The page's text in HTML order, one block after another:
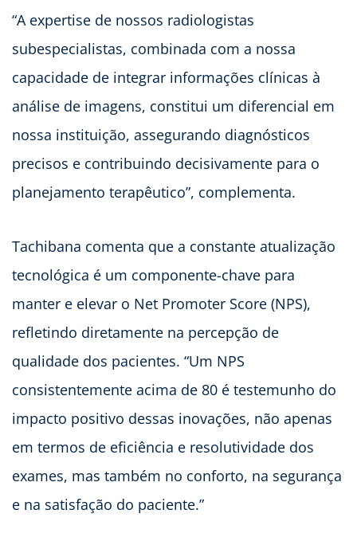
“A expertise de nossos radiologistas
subespecialistas, combinada com a nossa
capacidade de integrar informações clínicas à
análise de imagens, constitui um diferencial em
nossa instituição, assegurando diagnósticos
precisos e contribuindo decisivamente para o
planejamento terapêutico”, complementa.
Tachibana comenta que a constante atualização
tecnológica é um componente-chave para
manter e elevar o Net Promoter Score (NPS),
refletindo diretamente na percepção de
qualidade dos pacientes. “Um NPS
consistentemente acima de 80 é testemunho do
impacto positivo dessas inovações, não apenas
em termos de eficiência e resolutividade dos
exames, mas também no conforto, na segurança
e na satisfação do paciente.”